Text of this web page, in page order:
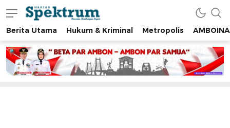
spektrumonline.com
Berita Utama Hukum & Kriminal Metropolis AMBOINA